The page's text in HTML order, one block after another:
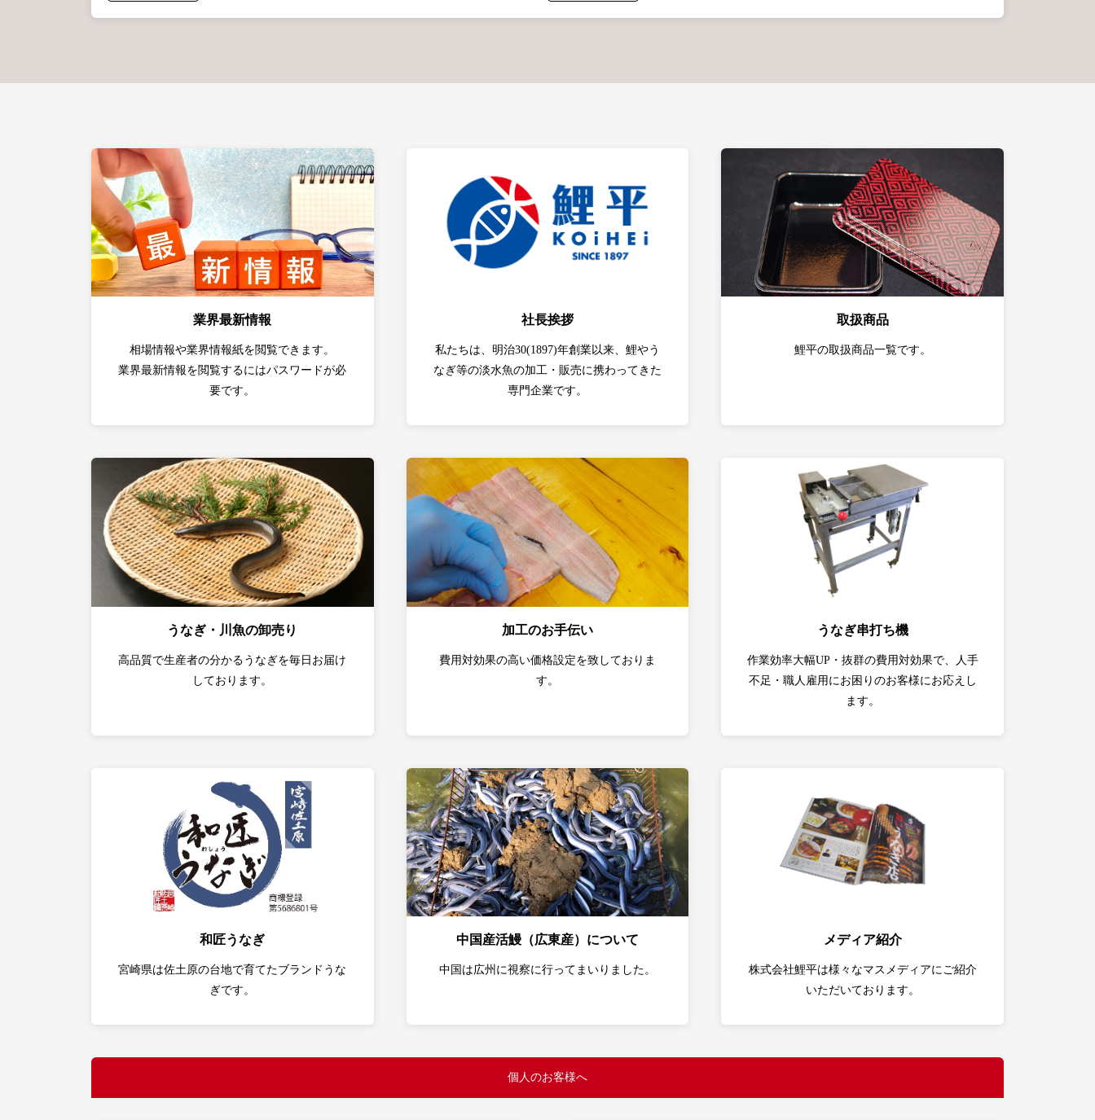
業界最新情報
相場情報や業界情報紙を閲覧できます。
業界最新情報を閲覧するにはパスワードが必
要です。
社長挨拶
私たちは、明治30(1897)年創業以来、鯉やう
なぎ等の淡水魚の加工・販売に携わってきた
専門企業です。
取扱商品
鯉平の取扱商品一覧です。
うなぎ・川魚の卸売り
高品質で生産者の分かるうなぎを毎日お届け
しております。
加工のお手伝い
費用対効果の高い価格設定を致しておりま
す。
うなぎ串打ち機
作業効率大幅UP・抜群の費用対効果で、人手
不足・職人雇用にお困りのお客様にお応えし
ます。
和匠うなぎ
宮崎県は佐土原の台地で育てたブランドうな
ぎです。
中国産活鰻（広東産）について
中国は広州に視察に行ってまいりました。
メディア紹介
株式会社鯉平は様々なマスメディアにご紹介
いただいております。
個人のお客様へ